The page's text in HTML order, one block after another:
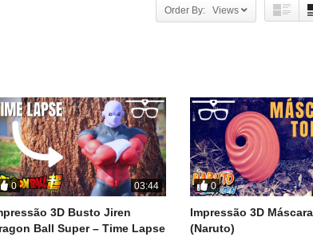
Order By: Views
0 03:44
3D Busto Jiren
Ball Super – Time Lapse
0
Impressão 3D
(Naruto)